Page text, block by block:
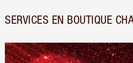
SERVICES EN BOUTIQUE